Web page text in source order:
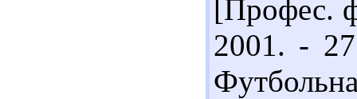
[Профес.
2001. -